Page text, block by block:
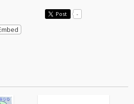
Post -